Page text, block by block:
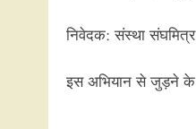
निवेदक: संस्था संघमित्र
इस अभियान से जुड़ने के